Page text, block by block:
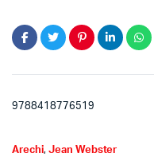
9788418776519
Arechi, Jean Webster